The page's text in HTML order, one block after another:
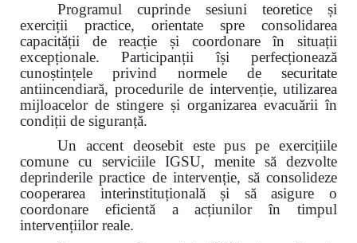
Programul cuprinde sesiuni teoretice și
exerciții practice, orientate spre consolidarea
capacității de reacție și coordonare în situații
excepționale. Participanții își perfecționează
cunoștințele privind normele de securitate
antiincendiară, procedurile de intervenție, utilizarea
mijloacelor de stingere și organizarea evacuării în
condiții de siguranță.
Un accent deosebit este pus pe exercițiile
comune cu serviciile IGSU, menite să dezvolte
deprinderile practice de intervenție, să consolideze
cooperarea interinstituțională și să asigure o
coordonare eficientă a acțiunilor în timpul
intervențiilor reale.